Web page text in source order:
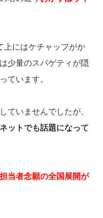
上にはケチャップがか
少量のスパゲティが隠
ています。
ていませんでしたが、
ットでも話題になって
当者念願の全国展開が